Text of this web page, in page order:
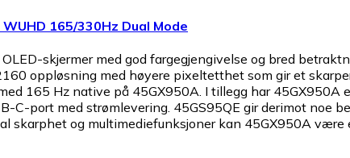
165/330Hz Dual Mode
skjermer med god fargegjengivelse og bred
oppløsning med høyere pixeltetthet som gir et
165 Hz native på 45GX950A. I tillegg har
C-port med strømlevering. 45GS95QE gir derimot noe
skarphet og multimediefunksjoner kan 45GX950A